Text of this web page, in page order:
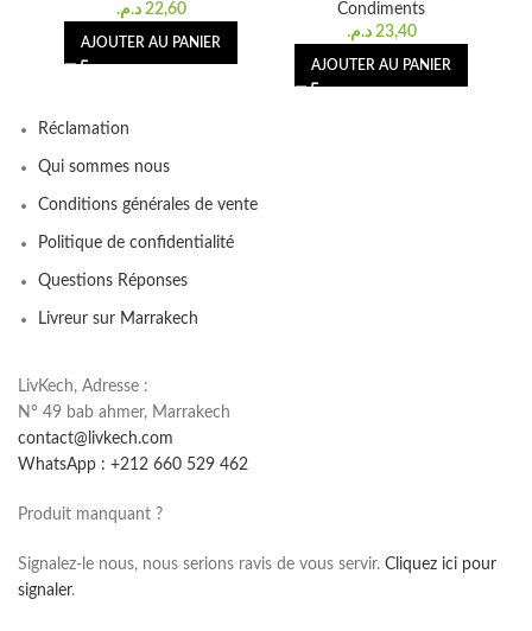
22,60 د.م.
AJOUTER AU PANIER
Condiments
23,40 د.م.
AJOUTER AU PANIER
Réclamation
Qui sommes nous
Conditions générales de vente
Politique de confidentialité
Questions Réponses
Livreur sur Marrakech
LivKech, Adresse :
N° 49 bab ahmer, Marrakech
contact@livkech.com
WhatsApp : +212 660 529 462
Produit manquant ?
Signalez-le nous, nous serions ravis de vous servir. Cliquez ici pour
signaler.